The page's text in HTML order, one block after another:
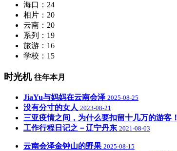
海口：24
相片：20
云南：20
系列：19
旅游：16
学校：15
时光机 往年本月
JiaYu与妈妈在云南会泽 2025-08-25
没有分寸的女人 2023-08-21
三亚疫情之间，为什么要扣留十几万的游客！
工作行程日记之－辽宁丹东 2021-08-03
云南会泽金钟山的野果 2025-08-15